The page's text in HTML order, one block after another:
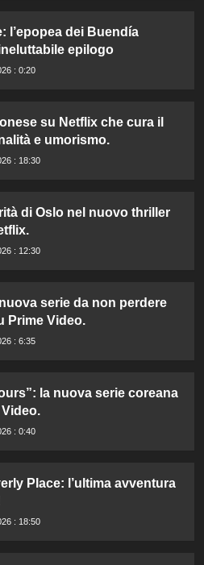
l’epopea dei Buendía
epilogo
: 0:20
su Netflix che cura il
e umorismo.
: 18:30
di Oslo nel nuovo thriller
: 12:30
serie da non perdere
Prime Video.
: 6:35
la nuova serie coreana
: 0:40
Place: l’ultima avventura
: 18:50